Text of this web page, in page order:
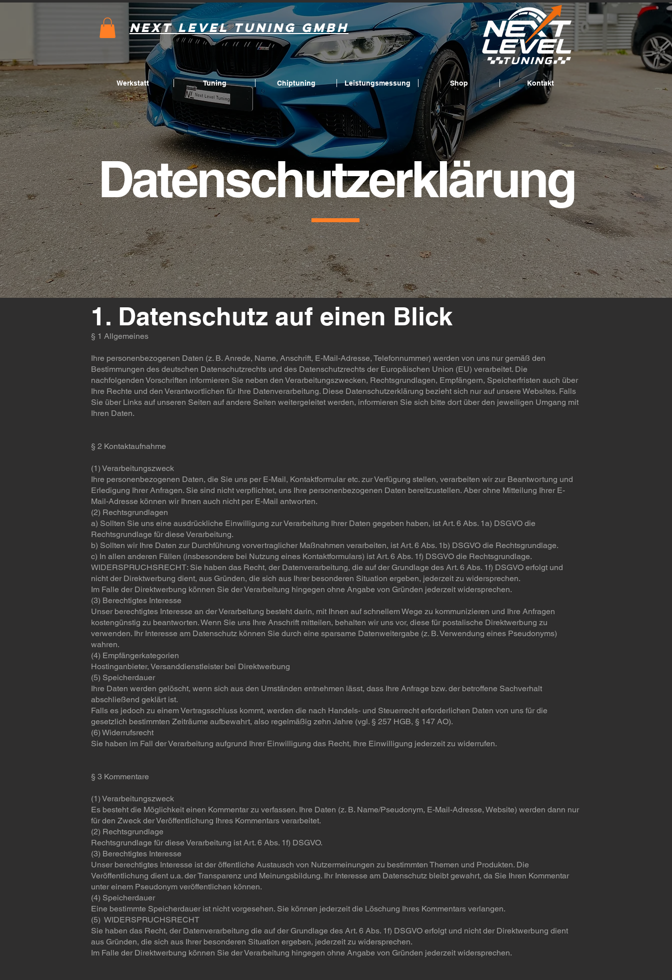
Next Level Tuning GmbH
Werkstatt Tuning Chiptuning Leistungsmessung Shop Kontakt
Datenschutzerklärung
​1. Datenschutz auf einen Blick
§ 1 Allgemeines
Ihre personenbezogenen Daten (z. B. Anrede, Name, Anschrift, E-Mail-Adresse, Telefonnummer) werden von uns nur gemäß den
Bestimmungen des deutschen Datenschutzrechts und des Datenschutzrechts der Europäischen Union (EU) verarbeitet. Die
nachfolgenden Vorschriften informieren Sie neben den Verarbeitungszwecken, Rechtsgrundlagen, Empfängern, Speicherfristen auch über
Ihre Rechte und den Verantwortlichen für Ihre Datenverarbeitung. Diese Datenschutzerklärung bezieht sich nur auf unsere Websites. Falls
Sie über Links auf unseren Seiten auf andere Seiten weitergeleitet werden, informieren Sie sich bitte dort über den jeweiligen Umgang mit
Ihren Daten.
§ 2 Kontaktaufnahme
(1) Verarbeitungszweck
Ihre personenbezogenen Daten, die Sie uns per E-Mail, Kontaktformular etc. zur Verfügung stellen, verarbeiten wir zur Beantwortung und
Erledigung Ihrer Anfragen. Sie sind nicht verpflichtet, uns Ihre personenbezogenen Daten bereitzustellen. Aber ohne Mitteilung Ihrer E-
Mail-Adresse können wir Ihnen auch nicht per E-Mail antworten.
(2) Rechtsgrundlagen
a) Sollten Sie uns eine ausdrückliche Einwilligung zur Verarbeitung Ihrer Daten gegeben haben, ist Art. 6 Abs. 1a) DSGVO die
Rechtsgrundlage für diese Verarbeitung.
b) Sollten wir Ihre Daten zur Durchführung vorvertraglicher Maßnahmen verarbeiten, ist Art. 6 Abs. 1b) DSGVO die Rechtsgrundlage.
c) In allen anderen Fällen (insbesondere bei Nutzung eines Kontaktformulars) ist Art. 6 Abs. 1f) DSGVO die Rechtsgrundlage.
WIDERSPRUCHSRECHT: Sie haben das Recht, der Datenverarbeitung, die auf der Grundlage des Art. 6 Abs. 1f) DSGVO erfolgt und
nicht der Direktwerbung dient, aus Gründen, die sich aus Ihrer besonderen Situation ergeben, jederzeit zu widersprechen.
Im Falle der Direktwerbung können Sie der Verarbeitung hingegen ohne Angabe von Gründen jederzeit widersprechen.
(3) Berechtigtes Interesse
Unser berechtigtes Interesse an der Verarbeitung besteht darin, mit Ihnen auf schnellem Wege zu kommunizieren und Ihre Anfragen
kostengünstig zu beantworten. Wenn Sie uns Ihre Anschrift mitteilen, behalten wir uns vor, diese für postalische Direktwerbung zu
verwenden. Ihr Interesse am Datenschutz können Sie durch eine sparsame Datenweitergabe (z. B. Verwendung eines Pseudonyms)
wahren.
(4) Empfängerkategorien
Hostinganbieter, Versanddienstleister bei Direktwerbung
(5) Speicherdauer
Ihre Daten werden gelöscht, wenn sich aus den Umständen entnehmen lässt, dass Ihre Anfrage bzw. der betroffene Sachverhalt
abschließend geklärt ist.
Falls es jedoch zu einem Vertragsschluss kommt, werden die nach Handels- und Steuerrecht erforderlichen Daten von uns für die
gesetzlich bestimmten Zeiträume aufbewahrt, also regelmäßig zehn Jahre (vgl. § 257 HGB, § 147 AO).
(6) Widerrufsrecht
Sie haben im Fall der Verarbeitung aufgrund Ihrer Einwilligung das Recht, Ihre Einwilligung jederzeit zu widerrufen.
§ 3 Kommentare
(1) Verarbeitungszweck
Es besteht die Möglichkeit einen Kommentar zu verfassen. Ihre Daten (z. B. Name/Pseudonym, E-Mail-Adresse, Website) werden dann nur
für den Zweck der Veröffentlichung Ihres Kommentars verarbeitet.
(2) Rechtsgrundlage
Rechtsgrundlage für diese Verarbeitung ist Art. 6 Abs. 1f) DSGVO.
(3) Berechtigtes Interesse
Unser berechtigtes Interesse ist der öffentliche Austausch von Nutzermeinungen zu bestimmten Themen und Produkten. Die
Veröffentlichung dient u.a. der Transparenz und Meinungsbildung. Ihr Interesse am Datenschutz bleibt gewahrt, da Sie Ihren Kommentar
unter einem Pseudonym veröffentlichen können.
(4) Speicherdauer
Eine bestimmte Speicherdauer ist nicht vorgesehen. Sie können jederzeit die Löschung Ihres Kommentars verlangen.
(5) WIDERSPRUCHSRECHT
Sie haben das Recht, der Datenverarbeitung die auf der Grundlage des Art. 6 Abs. 1f) DSGVO erfolgt und nicht der Direktwerbung dient
aus Gründen, die sich aus Ihrer besonderen Situation ergeben, jederzeit zu widersprechen.
Im Falle der Direktwerbung können Sie der Verarbeitung hingegen ohne Angabe von Gründen jederzeit widersprechen.